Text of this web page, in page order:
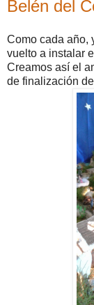
Belén del
Como cada año,
vuelto a instalar
Creamos así el
de finalización